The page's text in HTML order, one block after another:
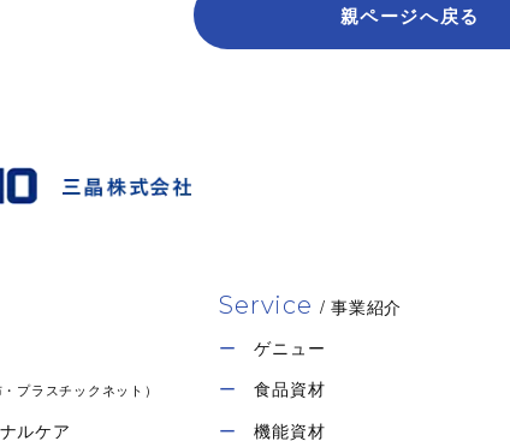
親ページへ戻る
・プラスチックネット）
ルケア
Service / 事業紹介
ゲニュー
食品資材
機能資材